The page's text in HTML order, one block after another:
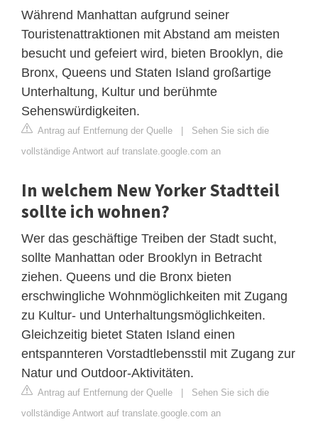
Während Manhattan aufgrund seiner
Touristenattraktionen mit Abstand am meisten
besucht und gefeiert wird, bieten Brooklyn, die
Bronx, Queens und Staten Island großartige
Unterhaltung, Kultur und berühmte
Sehenswürdigkeiten.
Antrag auf Entfernung der Quelle | Sehen Sie sich die
vollständige Antwort auf translate.google.com an
In welchem ​​New Yorker Stadtteil
sollte ich wohnen?
Wer das geschäftige Treiben der Stadt sucht,
sollte Manhattan oder Brooklyn in Betracht
ziehen. Queens und die Bronx bieten
erschwingliche Wohnmöglichkeiten mit Zugang
zu Kultur- und Unterhaltungsmöglichkeiten.
Gleichzeitig bietet Staten Island einen
entspannteren Vorstadtlebensstil mit Zugang zur
Natur und Outdoor-Aktivitäten.
Antrag auf Entfernung der Quelle | Sehen Sie sich die
vollständige Antwort auf translate.google.com an